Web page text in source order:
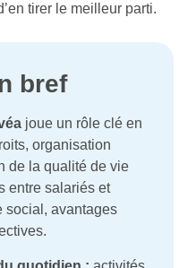
tirer le meilleur parti.
bref
joue un rôle clé en
organisation
de la qualité de vie
entre salariés et
social, avantages